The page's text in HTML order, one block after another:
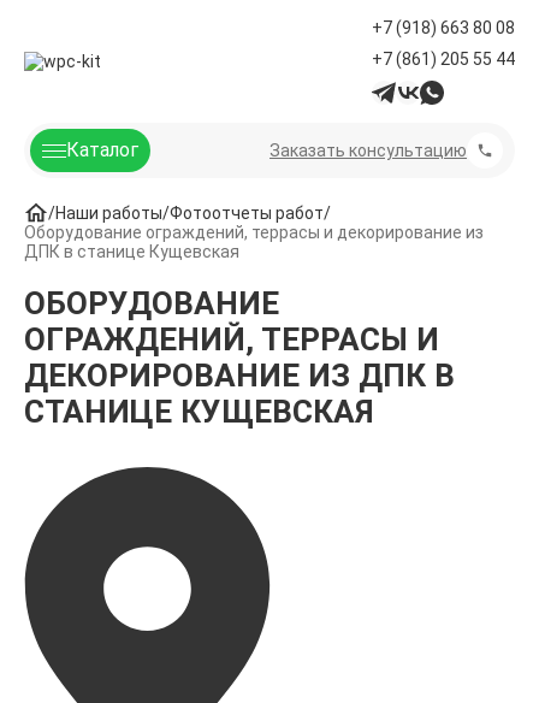
+7 (918) 663 80 08
+7 (861) 205 55 44
Каталог Заказать консультацию
Наши работы Фотоотчеты работ
Оборудование ограждений, террасы и декорирование из
ДПК в станице Кущевская
ОБОРУДОВАНИЕ
ОГРАЖДЕНИЙ, ТЕРРАСЫ И
ДЕКОРИРОВАНИЕ ИЗ ДПК В
СТАНИЦЕ КУЩЕВСКАЯ